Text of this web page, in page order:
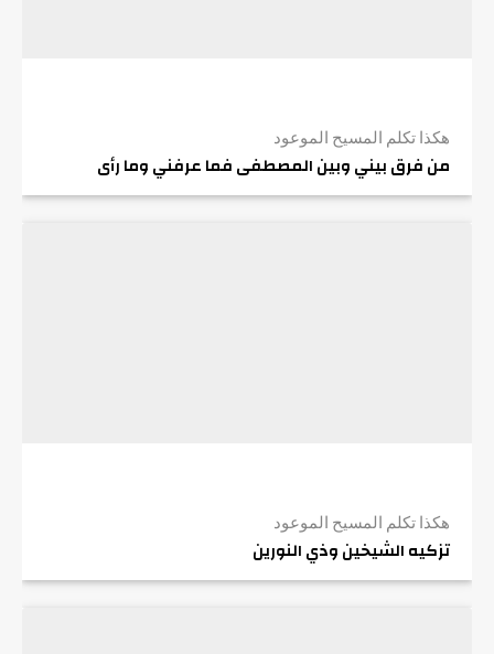
هكذا تكلم المسيح الموعود
من فرق بيني وبين المصطفى فما عرفني وما رأى
هكذا تكلم المسيح الموعود
تزكيه الشيخين وذي النورين